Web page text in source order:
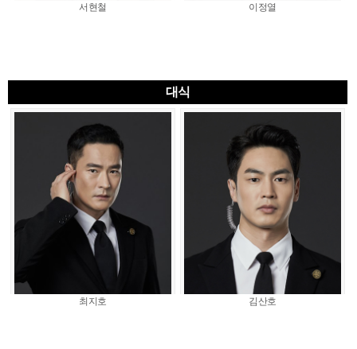
서현철 이정열
대식
최지호 김산호